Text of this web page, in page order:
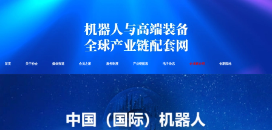
首页 关于协会 媒体报道 会员之家 服务制度 产业链配套 电子杂志 企业家介绍 创新园地